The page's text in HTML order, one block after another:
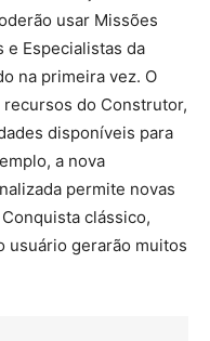
usar Missões
e Especialistas da
na primeira vez. O
do Construtor,
disponíveis para
a nova
permite novas
clássico,
usuário gerarão muitos